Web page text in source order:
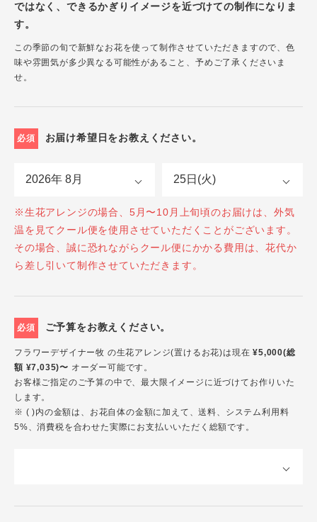
ではなく、できるかぎりイメージを近づけての制作になりま
す。
この季節の旬で新鮮なお花を使って制作させていただきますので、色
味や雰囲気が多少異なる可能性があること、予めご了承くださいま
せ。
必須 お届け希望日をお教えください。
※生花アレンジの場合、5月〜10月上旬頃のお届けは、外気
温を見てクール便を使用させていただくことがございます。
その場合、誠に恐れながらクール便にかかる費用は、花代か
ら差し引いて制作させていただきます。
必須 ご予算をお教えください。
フラワーデザイナー牧 の生花アレンジ(置けるお花)は現在¥5,000(総
額 ¥7,035)〜 オーダー可能です。
お客様ご指定のご予算の中で、最大限イメージに近づけてお作りいた
します。
※ ( )内の金額は、お花自体の金額に加えて、送料、システム利用料
5%、消費税を合わせた実際にお支払いいただく総額です。